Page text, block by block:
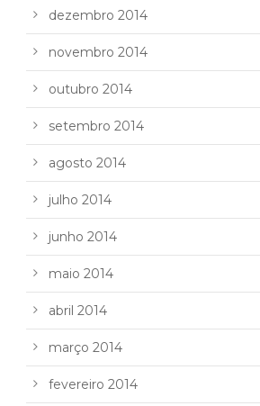
dezembro 2014
novembro 2014
outubro 2014
setembro 2014
agosto 2014
julho 2014
junho 2014
maio 2014
abril 2014
março 2014
fevereiro 2014